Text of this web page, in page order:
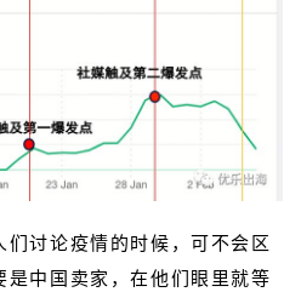
讨论疫情的时候，可不会区
中国卖家，在他们眼里就等